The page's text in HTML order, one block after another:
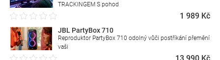
TRACKINGEM S pohod
1 989 Kč
JBL PartyBox 710
Reproduktor PartyBox 710 odolný vůči postříkání přemění
vaši